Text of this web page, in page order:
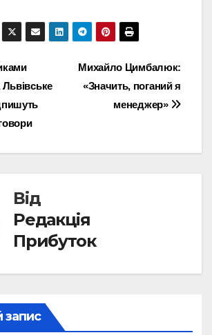
Михайло Цимбалюк:
«Значить, поганий я
менеджер»
Від
Редакція
Прибуток
запис